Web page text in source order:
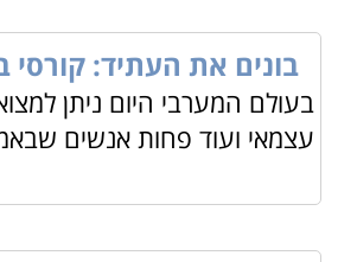
בונים את העתיד: קורסי
בעולם המערבי היום ניתן
עצמאי ועוד פחות אנשים